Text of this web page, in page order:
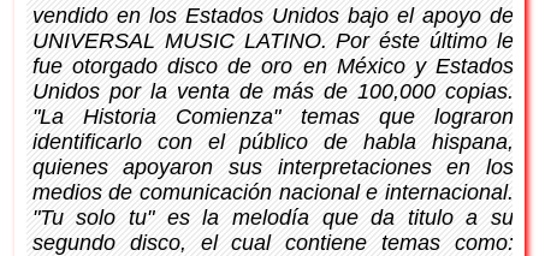
vendido en los Estados Unidos bajo el apoyo de
UNIVERSAL MUSIC LATINO. Por éste último le
fue otorgado disco de oro en México y Estados
Unidos por la venta de más de 100,000 copias.
"La Historia Comienza" temas que lograron
identificarlo con el público de habla hispana,
quienes apoyaron sus interpretaciones en los
medios de comunicación nacional e internacional.
"Tu solo tu" es la melodía que da titulo a su
segundo disco, el cual contiene temas como: